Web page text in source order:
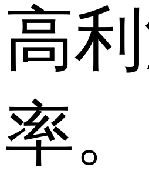
高
率。